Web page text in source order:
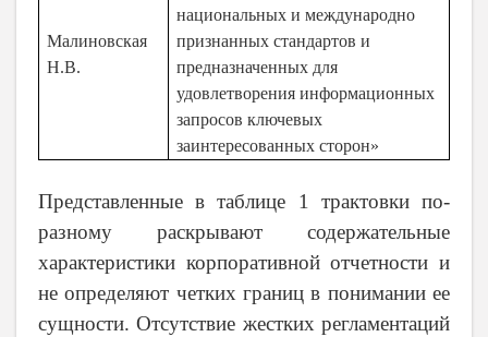
Малиновская
Н.В.
национальных и международно
признанных стандартов и
предназначенных для
удовлетворения информационных
запросов ключевых
заинтересованных сторон»
Представленные в таблице 1 трактовки по-
разному раскрывают содержательные
характеристики корпоративной отчетности и
не определяют четких границ в понимании ее
сущности. Отсутствие жестких регламентаций